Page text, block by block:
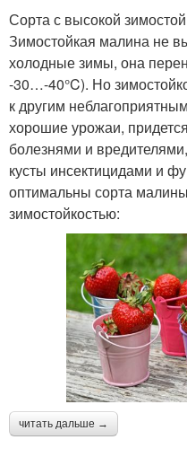
Сорта с высокой
Зимостойкая малина не
холодные зимы, она
-30…-40°C). Но
к другим
хорошие урожаи,
болезнями и
кусты инсектицидами и
оптимальны сорта
зимостойкостью:
читать дальше →